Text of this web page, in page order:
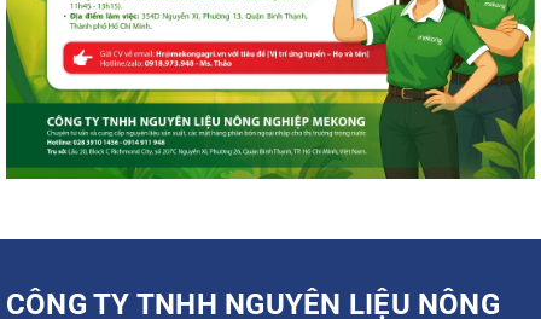
CÔNG TY TNHH NGUYÊN LIỆU NÔNG